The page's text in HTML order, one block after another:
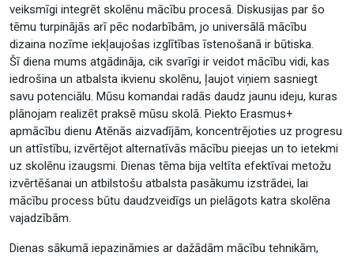
veiksmīgi integrēt skolēnu mācību procesā. Diskusijas par šo
tēmu turpinājās arī pēc nodarbībām, jo universālā mācību
dizaina nozīme iekļaujošas izglītības īstenošanā ir būtiska.
Šī diena mums atgādināja, cik svarīgi ir veidot mācību vidi, kas
iedrošina un atbalsta ikvienu skolēnu, ļaujot viņiem sasniegt
savu potenciālu. Mūsu komandai radās daudz jaunu ideju, kuras
plānojam realizēt praksē mūsu skolā. Piekto Erasmus+
apmācību dienu Atēnās aizvadījām, koncentrējoties uz progresu
un attīstību, izvērtējot alternatīvās mācību pieejas un to ietekmi
uz skolēnu izaugsmi. Dienas tēma bija veltīta efektīvai metožu
izvērtēšanai un atbilstošu atbalsta pasākumu izstrādei, lai
mācību process būtu daudzveidīgs un pielāgots katra skolēna
vajadzībām.
Dienas sākumā iepazināmies ar dažādām mācību tehnikām,